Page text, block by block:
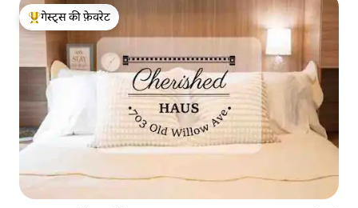
गेस्ट्स का टॉप फ़ेवरेट
गेस्ट्स की फ़ेवरेट